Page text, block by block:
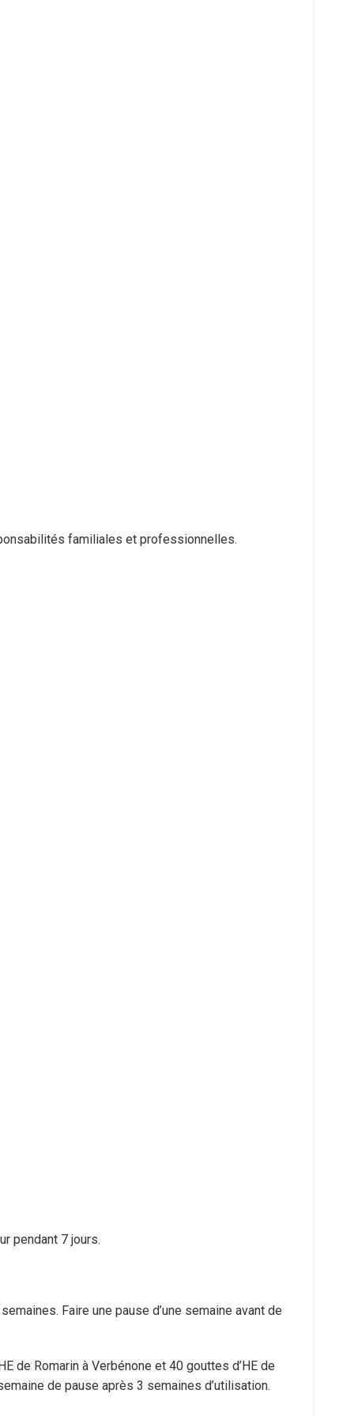
familiales et professionnelles.
pendant 7 jours.
Faire une pause d’une semaine avant de
de Romarin à Verbénone et 40 gouttes d’HE de
de pause après 3 semaines d’utilisation.